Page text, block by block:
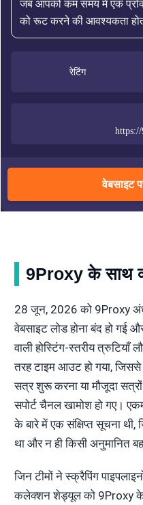
जब आपको कम समय में एक
को रूट करने की आवश्यकता
रेटिंग
वेबसाइट
9Proxy के साथ
28 जून, 2026 को 9Proxy
वेबसाइट लोड होना बंद हो
वाली होस्टिंग-स्तरीय त्रुटियाँ
तरह टाइम आउट हो गया, जिससे
सत्र शुरू करना या मौजूदा
सपोर्ट चैनल खामोश हो गए।
के बारे में एक संक्षिप्त सूचना
था और न ही किसी अनुमानित
जिन टीमों ने स्क्रैपिंग
कलेक्शन शेड्यूल को 9Proxy के